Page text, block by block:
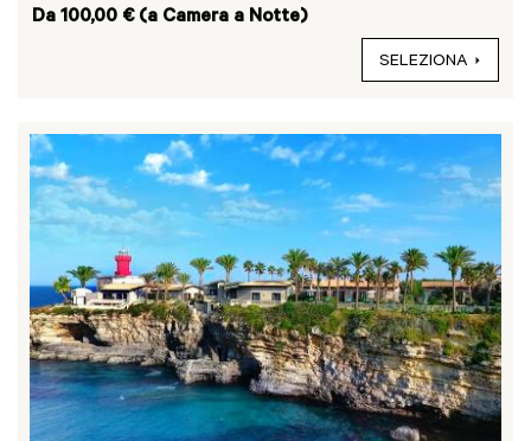
Da 100,00 € (a Camera a Notte)
SELEZIONA